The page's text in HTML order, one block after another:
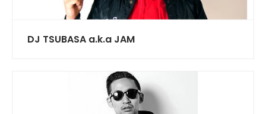
DJ TSUBASA a.k.a JAM